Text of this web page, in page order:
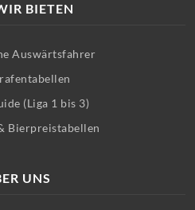
BIETEN
Auswärtsfahrer
(Liga 1 bis 3)
Bierpreistabellen
UNS